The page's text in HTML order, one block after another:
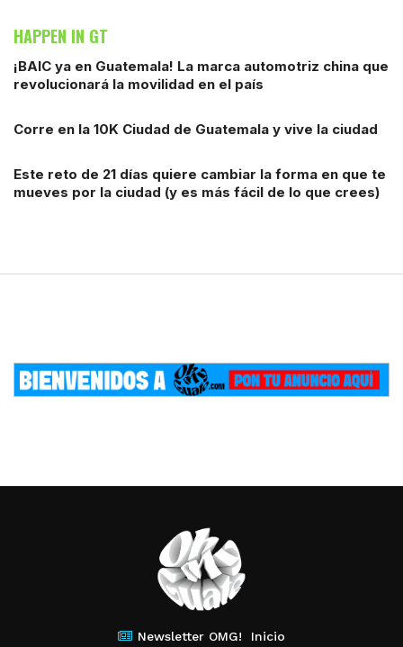
HAPPEN IN GT
¡BAIC ya en Guatemala! La marca automotriz china que
revolucionará la movilidad en el país
Corre en la 10K Ciudad de Guatemala y vive la ciudad
Este reto de 21 días quiere cambiar la forma en que te
mueves por la ciudad (y es más fácil de lo que crees)
Newsletter OMG! Inicio